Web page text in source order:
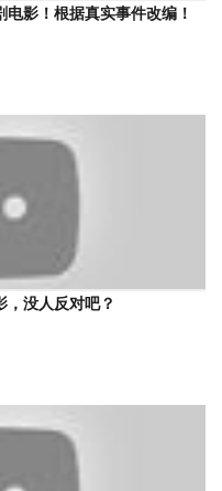
电影！根据真实事件改编！
，没人反对吧？